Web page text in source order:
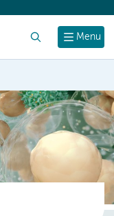
Menu